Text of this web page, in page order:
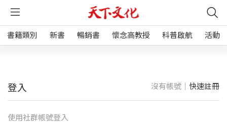
書籍類別 新書 暢銷書 懷念高教授 科普啟航 活動
登入 沒有帳號｜ 快速註冊
使⽤社群帳號登入